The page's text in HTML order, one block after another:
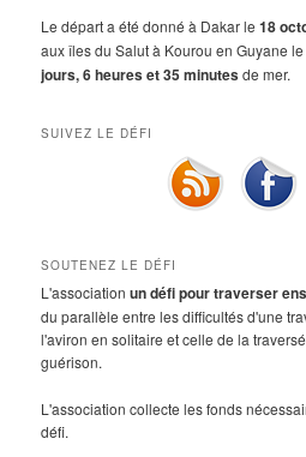
Le départ a été donné à Dakar le18
aux îles du Salut à Kourou en Guyane
jours, 6 heures et 35 minutesde mer.
SUIVEZ LE DÉFI
SOUTENEZ LE DÉFI
L'associationun défi pour traverser
du parallèle entre les difficultés d'une
l'aviron en solitaire et celle de la
guérison.
L'association collecte les fonds
défi.